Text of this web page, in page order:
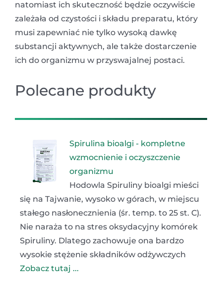
natomiast ich skuteczność będzie oczywiście
zależała od czystości i składu preparatu, który
musi zapewniać nie tylko wysoką dawkę
substancji aktywnych, ale także dostarczenie
ich do organizmu w przyswajalnej postaci.
Polecane produkty
Spirulina bioalgi - kompletne
wzmocnienie i oczyszczenie
organizmu
Hodowla Spiruliny bioalgi mieści
się na Tajwanie, wysoko w górach, w miejscu
stałego nasłonecznienia (śr. temp. to 25 st. C).
Nie naraża to na stres oksydacyjny komórek
Spiruliny. Dlatego zachowuje ona bardzo
wysokie stężenie składników odżywczych
Zobacz tutaj ...